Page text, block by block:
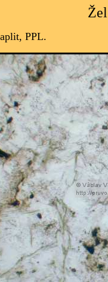
PPL.